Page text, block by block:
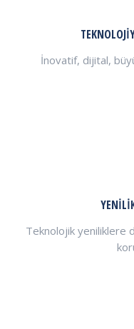
İnovatif, dijital,
Teknolojik yeniliklere